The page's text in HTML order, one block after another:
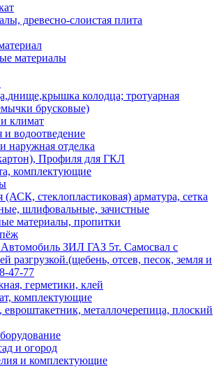
древесно-слоистая плита
материалы
колодца; тротуарная
брусковые)
климат
и водоотведение
наружная отделка
Профиля для ГКЛ
комплектующие
(АСК, стеклопластиковая) арматура, сетка
шлифовальные, зачистные
материалы, пропитки
ЗИЛ ГАЗ 5т. Самосвал с
разгрузкой.(щебень, отсев, песок, земля и
47-77
герметики, клей
комплектующие
металлочерепица, плоский
и огород
и комплектующие